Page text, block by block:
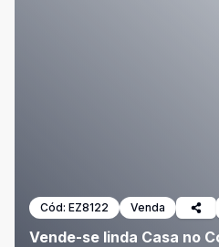
Cód: EZ8122 Venda
Vende-se linda Casa no